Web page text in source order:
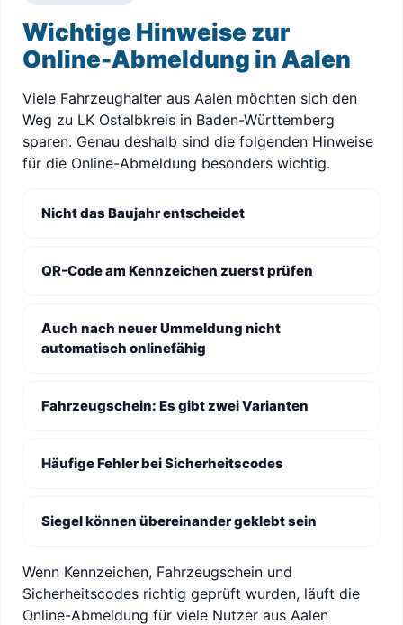
Wichtige Hinweise zur
Online-Abmeldung in Aalen
Viele Fahrzeughalter aus Aalen möchten sich den
Weg zu LK Ostalbkreis in Baden-Württemberg
sparen. Genau deshalb sind die folgenden Hinweise
für die Online-Abmeldung besonders wichtig.
Nicht das Baujahr entscheidet
QR-Code am Kennzeichen zuerst prüfen
Auch nach neuer Ummeldung nicht
automatisch onlinefähig
Fahrzeugschein: Es gibt zwei Varianten
Häufige Fehler bei Sicherheitscodes
Siegel können übereinander geklebt sein
Wenn Kennzeichen, Fahrzeugschein und
Sicherheitscodes richtig geprüft wurden, läuft die
Online-Abmeldung für viele Nutzer aus Aalen